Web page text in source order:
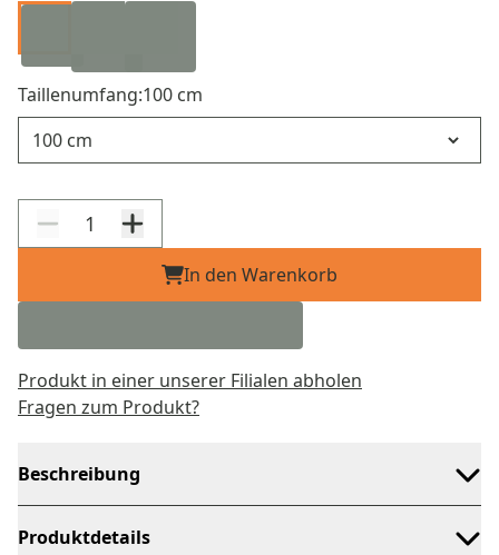
Taillenumfang:100 cm
In den Warenkorb
Produkt in einer unserer Filialen abholen
Fragen zum Produkt?
Beschreibung
Produktdetails